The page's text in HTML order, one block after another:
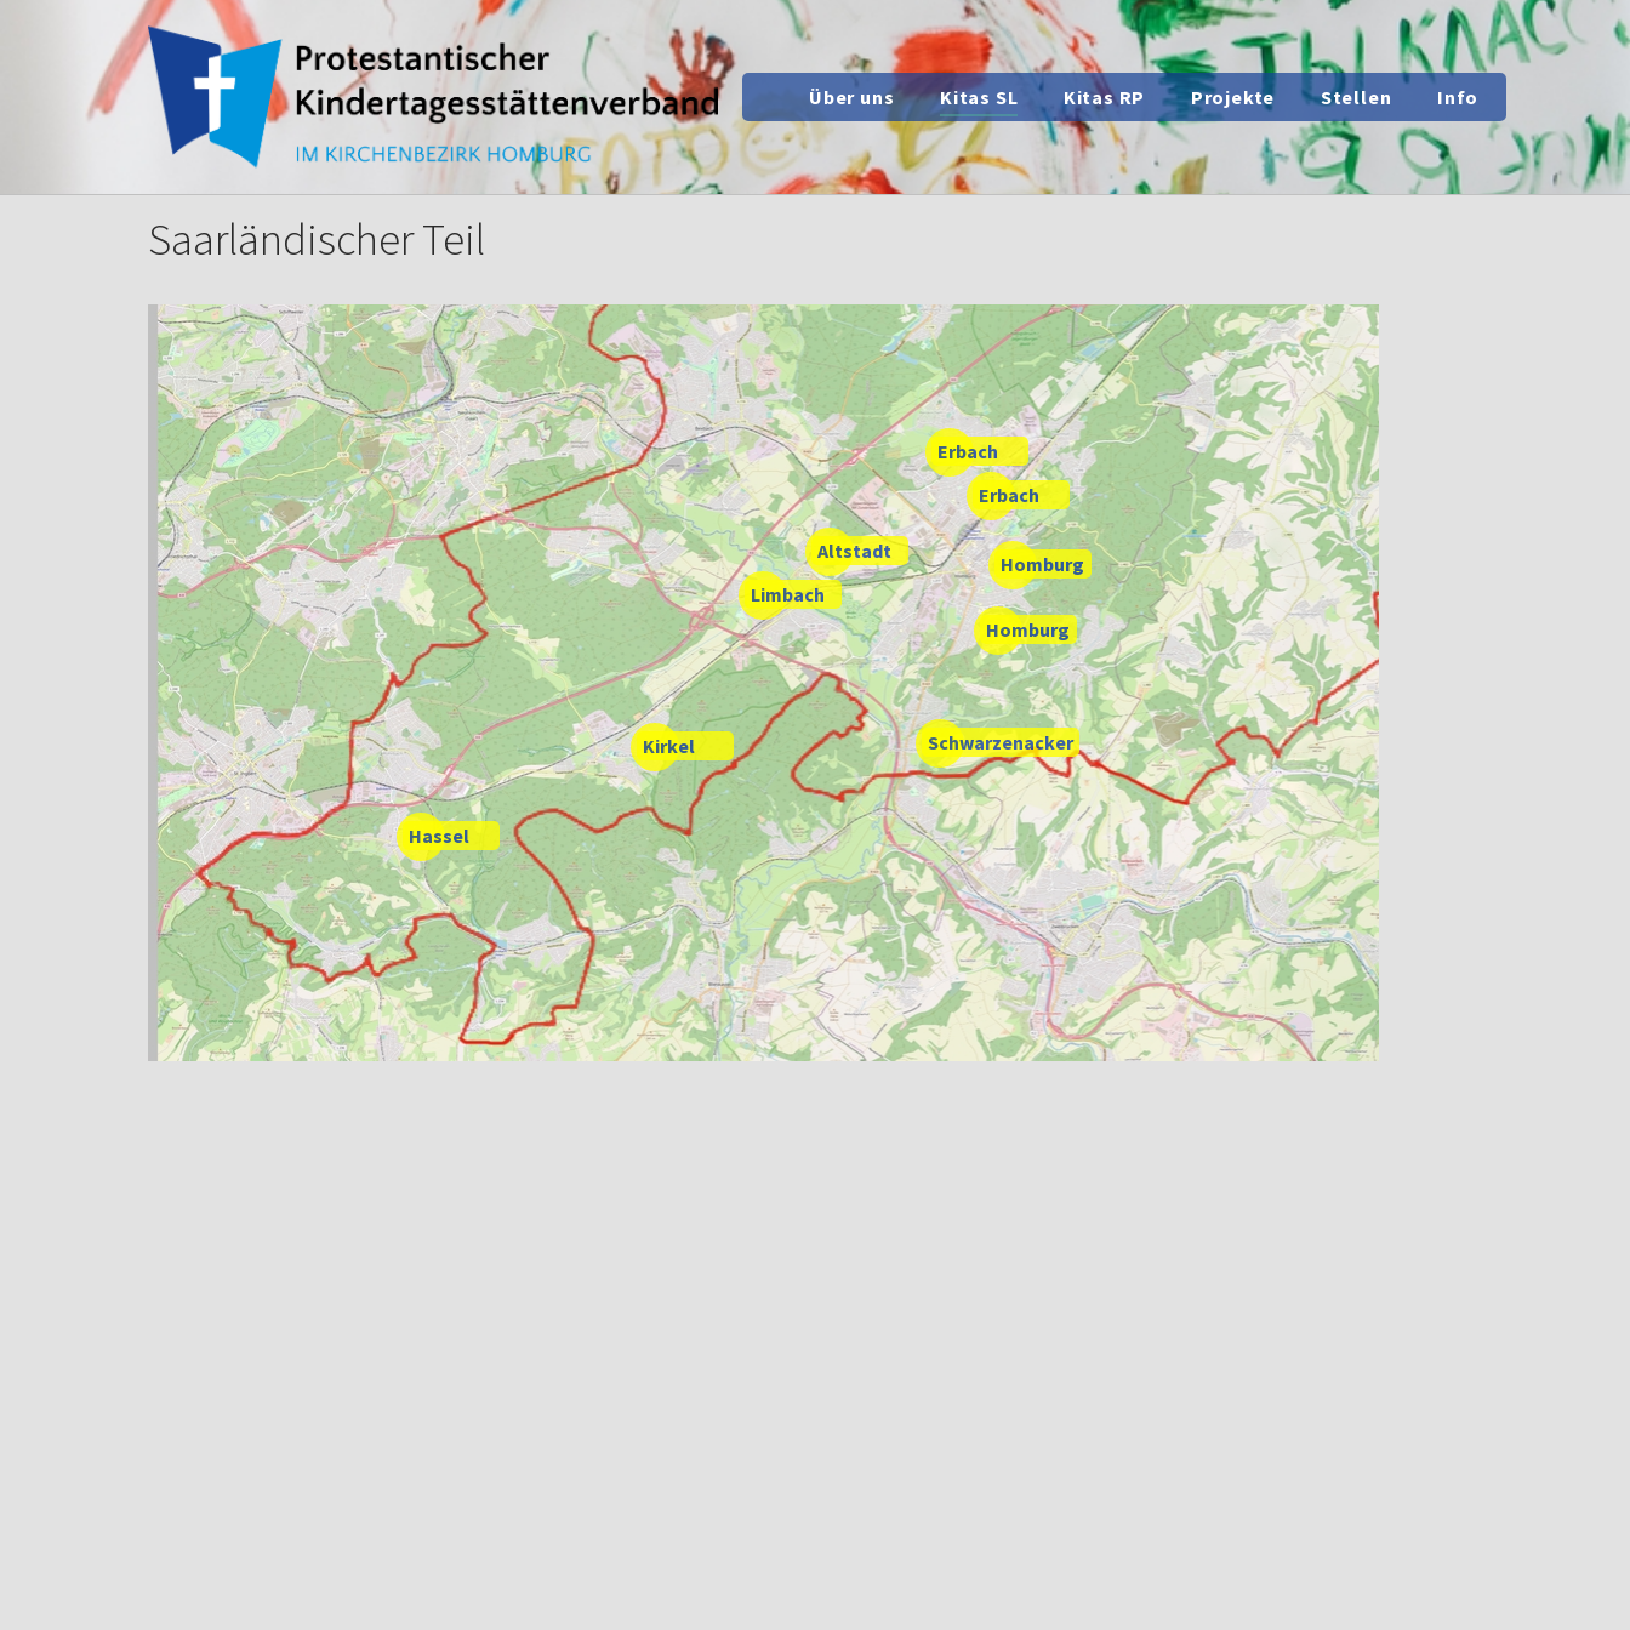
Zum Hauptinhalt springen
Über uns Kitas SL(current)
Kitas RP Projekte Stellen Info
Saarländischer Teil
Hassel
Kirkel
Limbach
Altstadt
Erbach
Erbach
Homburg
Homburg
Schwarzenacker